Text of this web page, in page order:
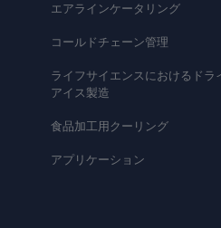
エアラインケータリング
コールドチェーン管理
ライフサイエンスにおけるドラ
アイス製造
食品加工用クーリング
アプリケーション